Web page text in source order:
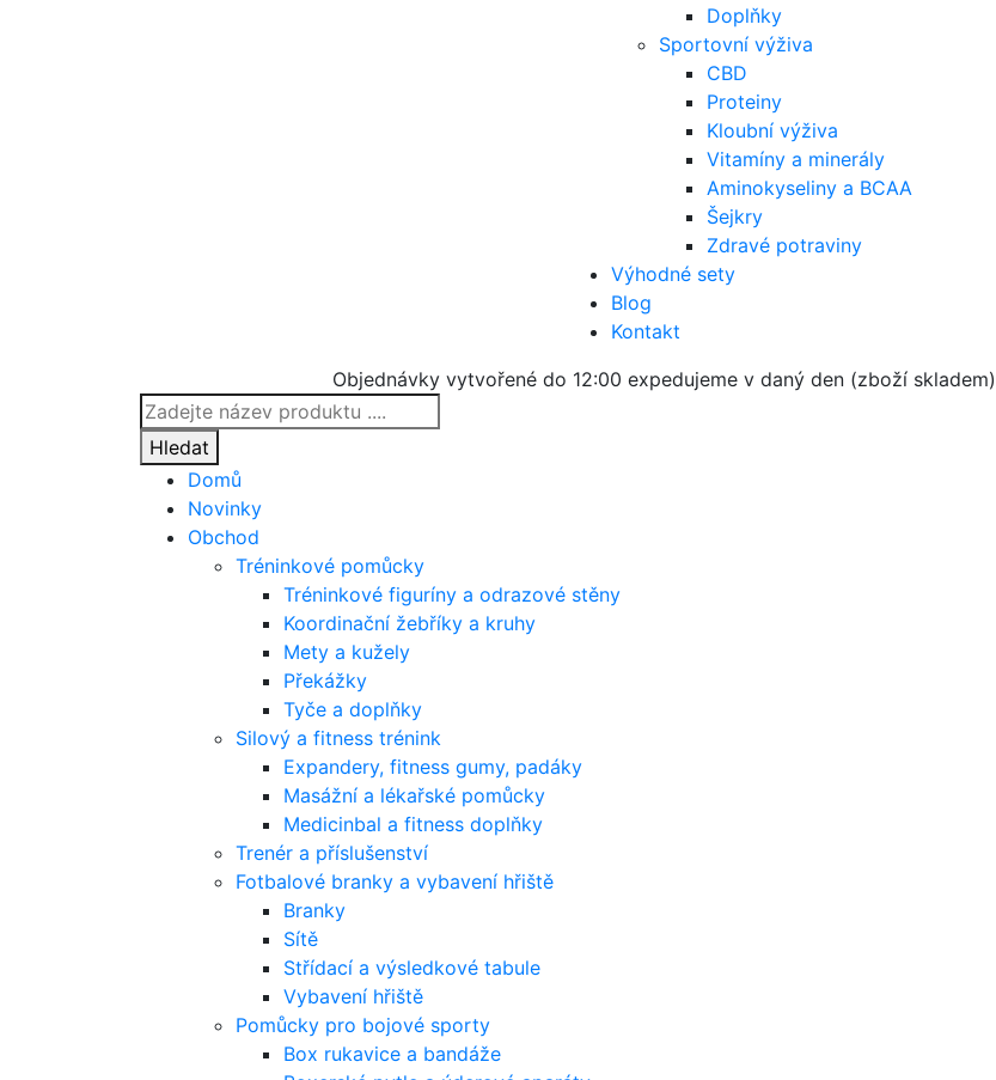
Doplňky
Sportovní výživa
CBD
Proteiny
Kloubní výživa
Vitamíny a minerály
Aminokyseliny a BCAA
Šejkry
Zdravé potraviny
Výhodné sety
Blog
Kontakt
Objednávky vytvořené do 12:00 expedujeme v daný den (zboží skladem)
Products
search
Hledat
Domů
Novinky
Obchod
Tréninkové pomůcky
Tréninkové figuríny a odrazové stěny
Koordinační žebříky a kruhy
Mety a kužely
Překážky
Tyče a doplňky
Silový a fitness trénink
Expandery, fitness gumy, padáky
Masážní a lékařské pomůcky
Medicinbal a fitness doplňky
Trenér a příslušenství
Fotbalové branky a vybavení hřiště
Branky
Sítě
Střídací a výsledkové tabule
Vybavení hřiště
Pomůcky pro bojové sporty
Box rukavice a bandáže